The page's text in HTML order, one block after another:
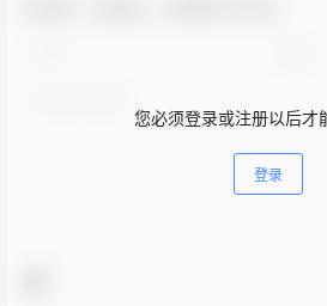
您必须登录或注册以后才
登录